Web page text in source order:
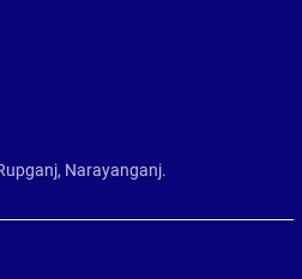
Narayanganj.